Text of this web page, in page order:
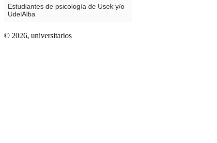
© 2026, universitarios